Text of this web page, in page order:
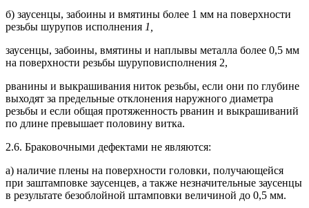
б) заусенцы, забоины и вмятины более 1 мм на поверхности
резьбы шурупов исполнения 1,
заусенцы, забоины, вмятины и наплывы металла более 0,5 мм
на поверхности резьбы шуруповисполнения 2,
рванины и выкрашивания ниток резьбы, если они по глубине
выходят за предельные отклонения наружного диаметра
резьбы и если общая протяженность рванин и выкрашиваний
по длине превышает половину витка.
2.6. Браковочными дефектами не являются:
а) наличие плены на поверхности головки, получающейся
при заштамповке заусенцев, а также незначительные заусенцы
в результате безоблойной штамповки величиной до 0,5 мм.